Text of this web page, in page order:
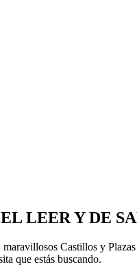
LEER Y DE
Castillos y
que estás buscando.